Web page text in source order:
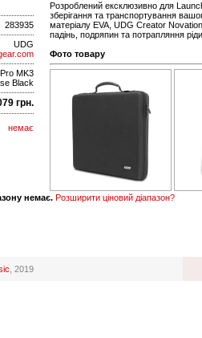
283935
UDG
MK3
Black
грн.
немає
Розроблений ексклюзивно для
зберігання та транспортування
матеріалу EVA, UDG Creator
падінь, подряпин та потрапляння
Фото товару
немає. Розширити ціновий діапазон?
, 2019